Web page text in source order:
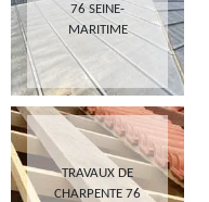
76 SEINE-
MARITIME
TRAVAUX DE
CHARPENTE 76